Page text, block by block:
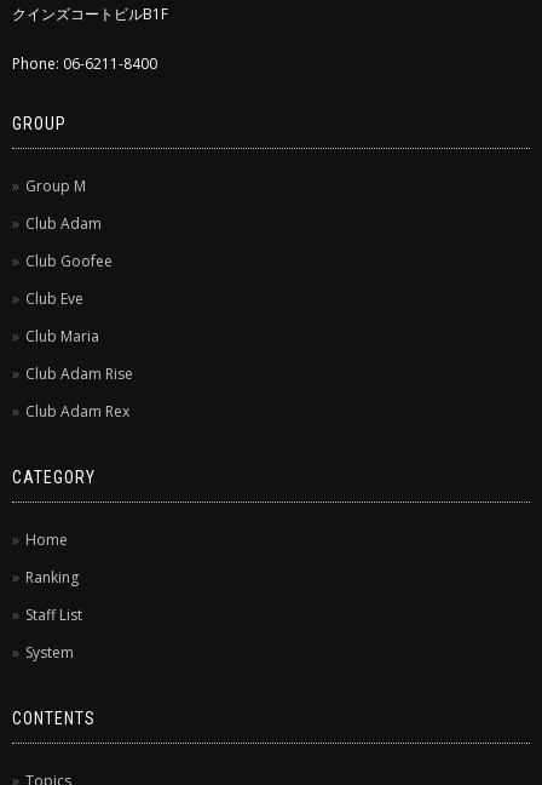
クインズコートビルB1F
Phone: 06-6211-8400
GROUP
Group M
Club Adam
Club Goofee
Club Eve
Club Maria
Club Adam Rise
Club Adam Rex
CATEGORY
Home
Ranking
Staff List
System
CONTENTS
Topics